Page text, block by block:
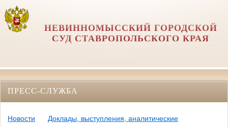
НЕВИННОМЫССКИЙ ГОРОДСКОЙ
СУД СТАВРОПОЛЬСКОГО КРАЯ
ПРЕСС-СЛУЖБА
Новости
Доклады, выступления, аналитические